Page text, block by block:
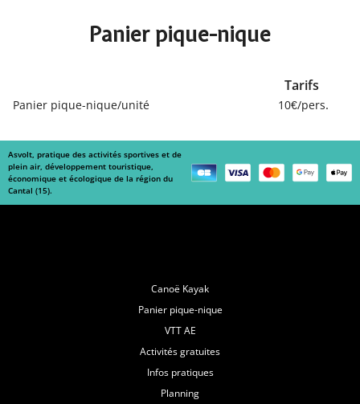
Panier pique-nique
Tarifs
Panier pique-nique/unité 10€/pers.
Asvolt, pratique des activités sportives et de
plein air, développement touristique,
économique et écologique de la région du
Cantal (15).
Canoë Kayak
Panier pique-nique
VTT AE
Activités gratuites
Infos pratiques
Planning